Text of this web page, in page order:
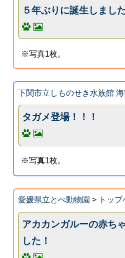
５年ぶりに誕生しまし
※写真1枚。
下関市立しものせき水族館
タガメ登場！！！
※写真1枚。
愛媛県立とべ動物園 > トッ
アカカンガルーの赤ち
した！